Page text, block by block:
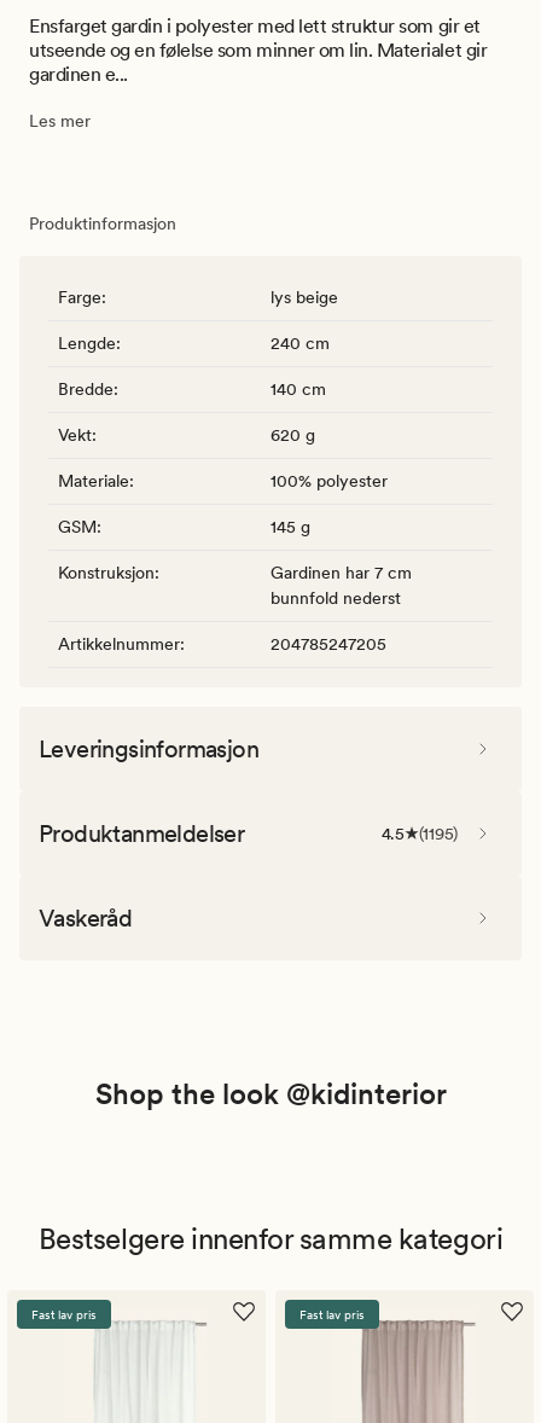
Ensfarget gardin i polyester med lett struktur som gir et
utseende og en følelse som minner om lin. Materialet gir
gardinen e...
Les mer
Produktinformasjon
Farge: lys beige
Lengde: 240 cm
Bredde: 140 cm
Vekt: 620 g
Materiale: 100% polyester
GSM: 145 g
Konstruksjon:
Gardinen har 7 cm
bunnfold nederst
Artikkelnummer: 204785247205
Leveringsinformasjon
Produktanmeldelser 4.5 (1195)
Vaskeråd
Shop the look @kidinterior
Bestselgere innenfor samme kategori
Fast lav pris Fast lav pris